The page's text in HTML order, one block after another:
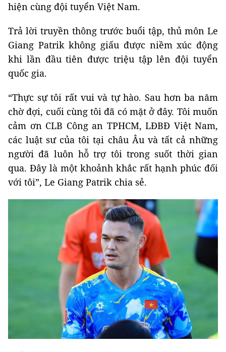
hiện cùng đội tuyển Việt Nam.
Trả lời truyền thông trước buổi tập, thủ môn Le
Giang Patrik không giấu được niềm xúc động
khi lần đầu tiên được triệu tập lên đội tuyển
quốc gia.
“Thực sự tôi rất vui và tự hào. Sau hơn ba năm
chờ đợi, cuối cùng tôi đã có mặt ở đây. Tôi muốn
cảm ơn CLB Công an TPHCM, LĐBĐ Việt Nam,
các luật sư của tôi tại châu Âu và tất cả những
người đã luôn hỗ trợ tôi trong suốt thời gian
qua. Đây là một khoảnh khắc rất hạnh phúc đối
với tôi”, Le Giang Patrik chia sẻ.